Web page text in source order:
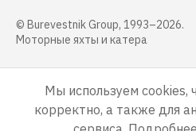
© Burevestnik Group, 1993–2026.
Моторные яхты и катера
Обращаем Ваше внимание, что данный
информация о товарах, услугах и
носит исключительно
условиях не является публичной
положениями Статьи 437
Мы используем cookies,
корректно, а также для